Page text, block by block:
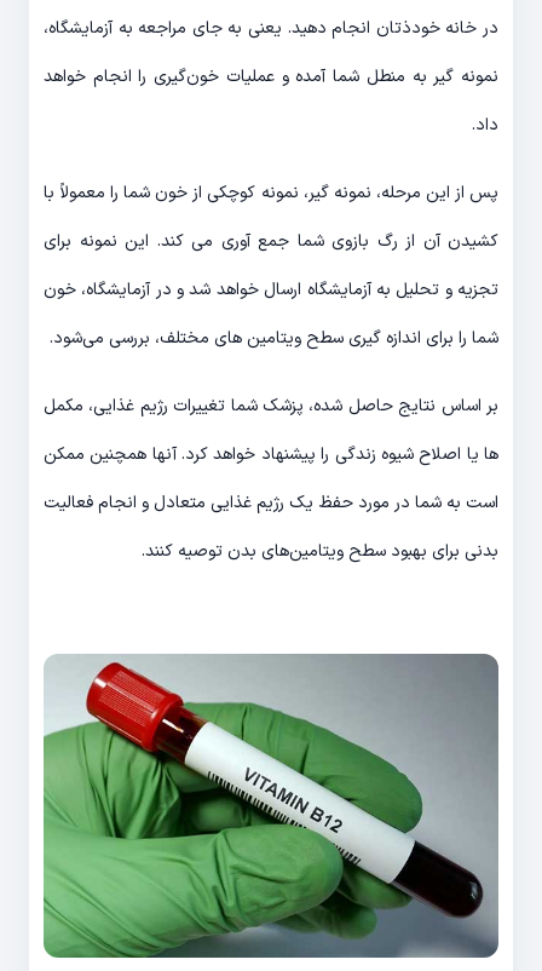
در خانه خودذتان انجام دهید. یعنی به جای مراجعه به آزمایشگاه،
نمونه گیر به منطل شما آمده و عملیات خون‌گیری را انجام خواهد
داد.
پس از این مرحله، نمونه گیر، نمونه کوچکی از خون شما را معمولاً با
کشیدن آن از رگ بازوی شما جمع آوری می کند. این نمونه برای
تجزیه و تحلیل به آزمایشگاه ارسال خواهد شد و در آزمایشگاه، خون
شما را برای اندازه گیری سطح ویتامین های مختلف، بررسی می‌شود.
بر اساس نتایج حاصل شده، پزشک شما تغییرات رژیم غذایی، مکمل
ها یا اصلاح شیوه زندگی را پیشنهاد خواهد کرد. آنها همچنین ممکن
است به شما در مورد حفظ یک رژیم غذایی متعادل و انجام فعالیت
بدنی برای بهبود سطح ویتامین‌های بدن توصیه کنند.